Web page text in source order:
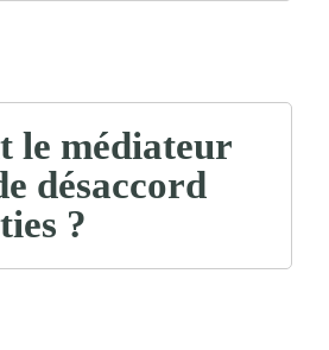
le médiateur
désaccord
?